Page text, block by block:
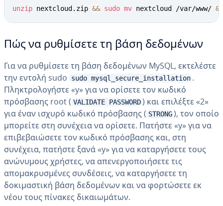
unzip nextcloud.zip && sudo mv nextcloud /var/www/ &&
Πώς να ρυθμίσετε τη βάση δεδομένων
Για να ρυθμίσετε τη βάση δεδομένων MySQL, εκτελέστε
την εντολή sudo
sudo mysql_secure_installation .
Πληκτρολογήστε «y» για να ορίσετε τον κωδικό
πρόσβασης root ( VALIDATE PASSWORD ) και επιλέξτε «2»
για έναν ισχυρό κωδικό πρόσβασης ( STRONG ), τον οποίο
μπορείτε στη συνέχεια να ορίσετε. Πατήστε «y» για να
επιβεβαιώσετε τον κωδικό πρόσβασης και, στη
συνέχεια, πατήστε ξανά «y» για να καταργήσετε τους
ανώνυμους χρήστες, να απενεργοποιήσετε τις
απομακρυσμένες συνδέσεις, να καταργήσετε τη
δοκιμαστική βάση δεδομένων και να φορτώσετε εκ
νέου τους πίνακες δικαιωμάτων.